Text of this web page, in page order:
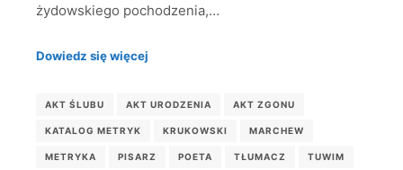
żydowskiego pochodzenia,…
Dowiedz się więcej
AKT ŚLUBU AKT URODZENIA AKT ZGONU
KATALOG METRYK KRUKOWSKI MARCHEW
METRYKA PISARZ POETA TŁUMACZ TUWIM